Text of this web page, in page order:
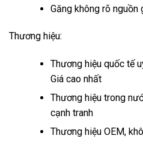
Găng không rõ nguồn
Thương hiệu:
Thương hiệu quốc tế
Giá cao nhất
Thương hiệu trong
cạnh tranh
Thương hiệu OEM,